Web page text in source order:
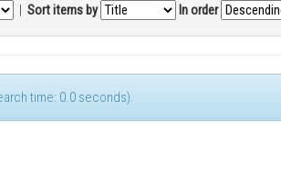
| Sort items by In order
time: 0.0 seconds).